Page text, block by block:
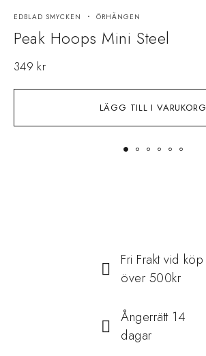
LÄGG TILL I VARUKORG
EDBLAD SMYCKEN ÖRHÄNGEN
Peak Hoops Mini Steel
349 kr
Fri Frakt vid köp
över 500kr
Ångerrätt 14
dagar